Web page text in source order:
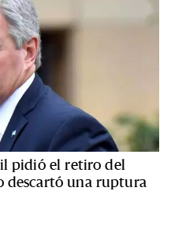
pidió el retiro del
descartó una ruptura